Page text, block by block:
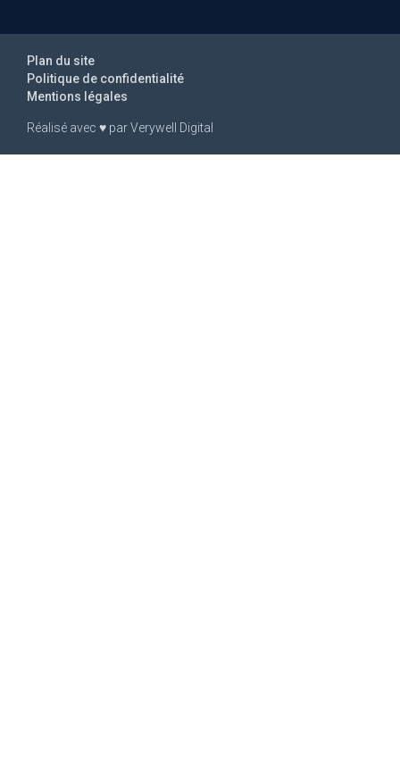
Réalisé avec ♥ parVerywell Digital
Mentions légales
Politique de confidentialité
Plan du site